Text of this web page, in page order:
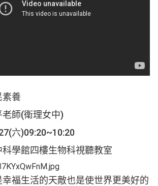
素養
師(衛理女中)
六)09:20~10:20
學館四樓生物科視聽教室
福生活的天敵也是使世界更美好的